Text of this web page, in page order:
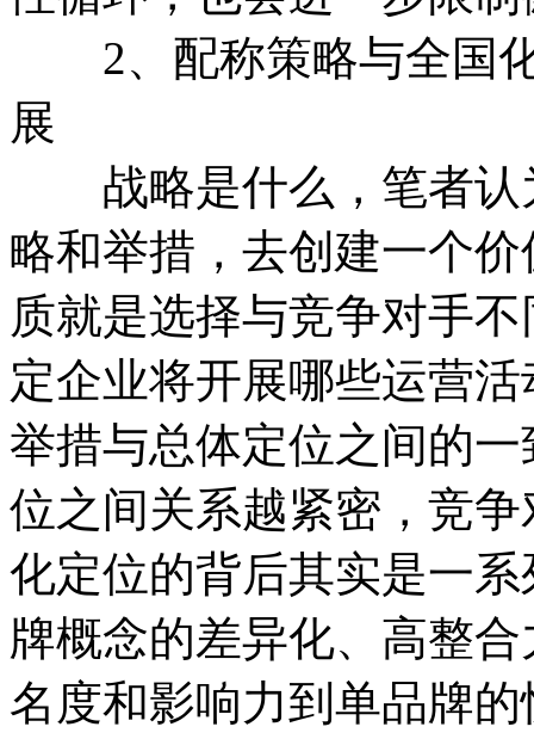
2、配称策略与全国化
展
战略是什么，笔者认
略和举措，去创建一个
质就是选择与竞争对手
定企业将开展哪些运营
举措与总体定位之间的
位之间关系越紧密，竞
化定位的背后其实是一
牌概念的差异化、高整
名度和影响力到单品牌